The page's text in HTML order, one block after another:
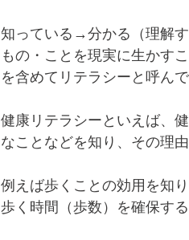
知っている→分かる（理解
もの・ことを現実に生かす
を含めてリテラシーと呼ん
健康リテラシーといえば、
なことなどを知り、その理
例えば歩くことの効用を知
歩く時間（歩数）を確保する